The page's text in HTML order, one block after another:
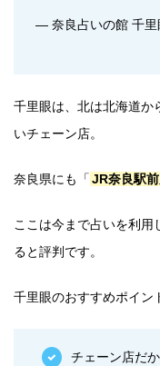
— 奈良占いの館 千
千里眼は、北は北海道か
いチェーン店。
奈良県にも「 JR奈良駅
ここは今まで占いを利
ると評判です。
千里眼のおすすめポイン
チェーン店だ